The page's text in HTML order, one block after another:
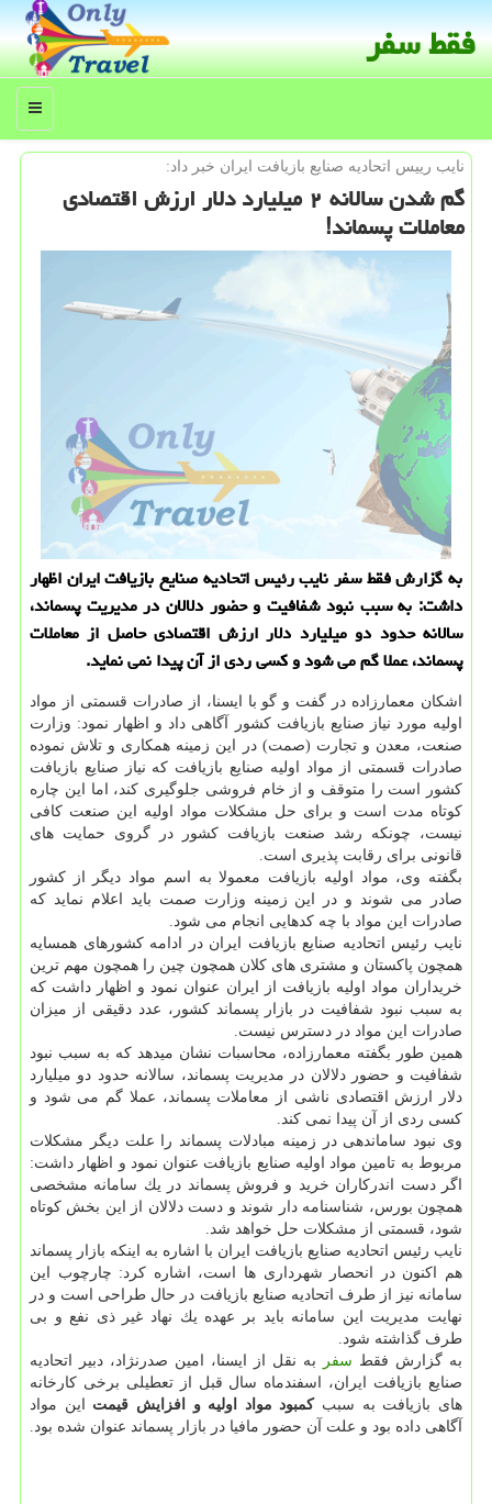
فقط سفر
منو
نایب رییس اتحادیه صنایع بازیافت ایران خبر داد:
گم شدن سالانه ۲ میلیارد دلار ارزش اقتصادی
معاملات پسماند!
به گزارش فقط سفر نایب رئیس اتحادیه صنایع بازیافت ایران اظهار
داشت: به سبب نبود شفافیت و حضور دلالان در مدیریت پسماند،
سالانه حدود دو میلیارد دلار ارزش اقتصادی حاصل از معاملات
پسماند، عملا گم می شود و كسی ردی از آن پیدا نمی نماید.
اشكان معمارزاده در گفت و گو با ایسنا، از صادرات قسمتی از مواد
اولیه مورد نیاز صنایع بازیافت كشور آگاهی داد و اظهار نمود: وزارت
صنعت، معدن و تجارت (صمت) در این زمینه همكاری و تلاش نموده
صادرات قسمتی از مواد اولیه صنایع بازیافت كه نیاز صنایع بازیافت
كشور است را متوقف و از خام فروشی جلوگیری كند، اما این چاره
كوتاه مدت است و برای حل مشكلات مواد اولیه این صنعت كافی
نیست، چونكه رشد صنعت بازیافت كشور در گروی حمایت های
قانونی برای رقابت پذیری است.
بگفته وی، مواد اولیه بازیافت معمولا به اسم مواد دیگر از كشور
صادر می شوند و در این زمینه وزارت صمت باید اعلام نماید كه
صادرات این مواد با چه كدهایی انجام می شود.
نایب رئیس اتحادیه صنایع بازیافت ایران در ادامه كشورهای همسایه
همچون پاكستان و مشتری های كلان همچون چین را همچون مهم ترین
خریداران مواد اولیه بازیافت از ایران عنوان نمود و اظهار داشت كه
به سبب نبود شفافیت در بازار پسماند كشور، عدد دقیقی از میزان
صادرات این مواد در دسترس نیست.
همین طور بگفته معمارزاده، محاسبات نشان میدهد كه به سبب نبود
شفافیت و حضور دلالان در مدیریت پسماند، سالانه حدود دو میلیارد
دلار ارزش اقتصادی ناشی از معاملات پسماند، عملا گم می شود و
كسی ردی از آن پیدا نمی كند.
وی نبود ساماندهی در زمینه مبادلات پسماند را علت دیگر مشكلات
مربوط به تامین مواد اولیه صنایع بازیافت عنوان نمود و اظهار داشت:
اگر دست اندركاران خرید و فروش پسماند در یك سامانه مشخصی
همچون بورس، شناسنامه دار شوند و دست دلالان از این بخش كوتاه
شود، قسمتی از مشكلات حل خواهد شد.
نایب رئیس اتحادیه صنایع بازیافت ایران با اشاره به اینكه بازار پسماند
هم اكنون در انحصار شهرداری ها است، اشاره كرد: چارچوب این
سامانه نیز از طرف اتحادیه صنایع بازیافت در حال طراحی است و در
نهایت مدیریت این سامانه باید بر عهده یك نهاد غیر ذی نفع و بی
طرف گذاشته شود.
به گزارش فقط سفر
به نقل از ایسنا، امین صدرنژاد، دبیر اتحادیه
صنایع بازیافت ایران، اسفندماه سال قبل از تعطیلی برخی كارخانه
های بازیافت به سببكمبود مواد اولیه و افزایش قیمت این مواد
آگاهی داده بود و علت آن حضور مافیا در بازار پسماند عنوان شده بود.